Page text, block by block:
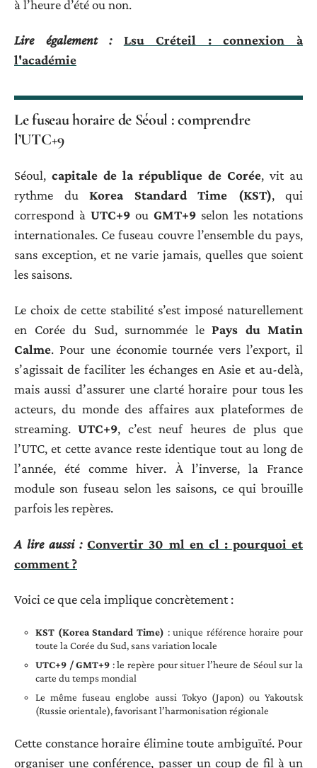
à l’heure d’été ou non.
Lire également :
Lsu Créteil : connexion à
l'académie
Le fuseau horaire de Séoul : comprendre
l’UTC+9
Séoul, capitale de la république de Corée, vit au
rythme du Korea Standard Time (KST), qui
correspond à UTC+9 ou GMT+9 selon les notations
internationales. Ce fuseau couvre l’ensemble du pays,
sans exception, et ne varie jamais, quelles que soient
les saisons.
Le choix de cette stabilité s’est imposé naturellement
en Corée du Sud, surnommée le Pays du Matin
Calme. Pour une économie tournée vers l’export, il
s’agissait de faciliter les échanges en Asie et au-delà,
mais aussi d’assurer une clarté horaire pour tous les
acteurs, du monde des affaires aux plateformes de
streaming.UTC+9, c’est neuf heures de plus que
l’UTC, et cette avance reste identique tout au long de
l’année, été comme hiver. À l’inverse, la France
module son fuseau selon les saisons, ce qui brouille
parfois les repères.
A lire aussi : Convertir 30 ml en cl : pourquoi et
comment ?
Voici ce que cela implique concrètement :
KST (Korea Standard Time) : unique référence horaire pour
toute la Corée du Sud, sans variation locale
UTC+9 / GMT+9 : le repère pour situer l’heure de Séoul sur la
carte du temps mondial
Le même fuseau englobe aussi Tokyo (Japon) ou Yakoutsk
(Russie orientale), favorisant l’harmonisation régionale
Cette constance horaire élimine toute ambiguïté. Pour
organiser une conférence, passer un coup de fil à un